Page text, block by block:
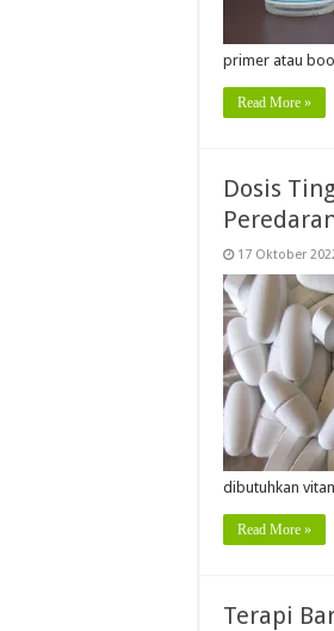
primer atau
Read More »
Dosis
17 Oktober
dibutuhkan
Read More »
Terapi